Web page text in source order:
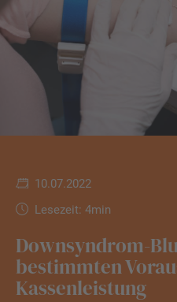
10.07.2022
Lesezeit: 4min
Downsyndrom-
bestimmten
Kassenleistung